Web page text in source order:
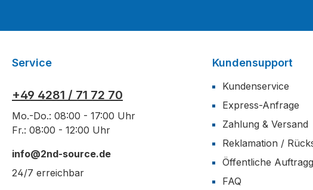
Service
+49 4281 / 71 72 70
Mo.-Do.: 08:00 - 17:00 Uhr
Fr.: 08:00 - 12:00 Uhr
info@2nd-source.de
24/7 erreichbar
Kundensupport
Kundenservice
Express-Anfrage
Zahlung & Versand
Reklamation /
Öffentliche
FAQ